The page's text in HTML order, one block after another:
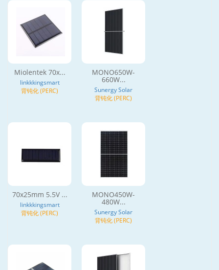
Miolentek 70x...
linkkkingsmart
背钝化 (PERC)
MONO650W-
660W...
Sunergy Solar
背钝化 (PERC)
70x25mm 5.5V ...
linkkkingsmart
背钝化 (PERC)
MONO450W-
480W...
Sunergy Solar
背钝化 (PERC)